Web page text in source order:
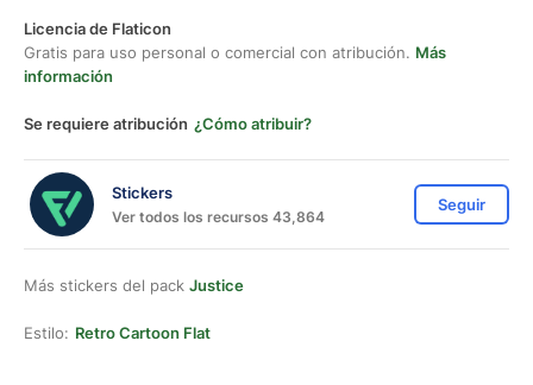
Licencia de Flaticon
Gratis para uso personal o comercial con atribución. Más
información
Se requiere atribución ¿Cómo atribuir?
Stickers
Ver todos los recursos 43,864
Seguir
Más stickers del pack Justice
Estilo: Retro Cartoon Flat